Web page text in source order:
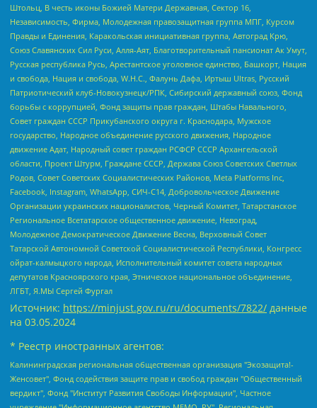
Штольц, В честь иконы Божией Матери Державная, Сектор 16,
Независимость, Фирма, Молодежная правозащитная группа МПГ, Курсом
Правды и Единения, Каракольская инициативная группа, Автоград Крю,
Союз Славянских Сил Руси, Алля-Аят, Благотворительный пансионат Ак Умут,
Русская республика Русь, Арестантское уголовное единство, Башкорт, Нация
и свобода, Нация и свобода, W.H.С., Фалунь Дафа, Иртыш Ultras, Русский
Патриотический клуб-Новокузнецк/РПК, Сибирский державный союз, Фонд
борьбы с коррупцией, Фонд защиты прав граждан, Штабы Навального,
Совет граждан СССР Прикубанского округа г. Краснодара, Мужское
государство, Народное объединение русского движения, Народное
движение Адат, Народный совет граждан РСФСР СССР Архангельской
области, Проект Штурм, Граждане СССР, Держава Союз Советских Светлых
Родов, Совет Советских Социалистических Районов, Meta Platforms Inc,
Facebook, Instagram, WhatsApp, СИЧ-С14, Добровольческое Движение
Организации украинских националистов, Черный Комитет, Татарстанское
Региональное Всетатарское общественное движение, Невоград,
Молодежное Демократическое Движение Весна, Верховный Совет
Татарской Автономной Советской Социалистической Республики, Конгресс
ойрат-калмыцкого народа, Исполнительный комитет совета народных
депутатов Красноярского края, Этническое национальное объединение,
ЛГБТ, Я.МЫ Сергей Фургал
Источник: https://minjust.gov.ru/ru/documents/7822/ данные
на 03.05.2024
* Реестр иностранных агентов:
Калининградская региональная общественная организация "Экозащита!-Женсовет", Фонд содействия защите прав и свобод граждан "Общественный вердикт", Фонд "Институт Развития Свободы Информации", Частное учреждение "Информационное агентство МЕМО. РУ", Региональная общественная организация "Общественная комиссия по сохранению наследия академика Сахарова", Фонд поддержки свободы прессы, Санкт-Петербургская общественная правозащитная организация "Гражданский контроль", Межрегиональная общественная организация "Информационно-просветительский центр "Мемориал", Региональный Фонд "Центр Защиты Прав Средств Массовой Информации", с 05.12.2023 Фонд "Центр Защиты Прав Средств массовой информации", Региональная общественная благотворительная организация помощи беженцам и мигрантам "Гражданское содействие", Негосударственное образовательное учреждение дополнительного профессионального образования (повышение квалификации) специалистов "АКАДЕМИЯ ПО ПРАВАМ ЧЕЛОВЕКА", Свердловская региональная общественная организация "Сутяжник", Автономная некоммерческая организация "Центр независимых социологических исследований", Союз общественных объединений "Российский исследовательский центр по правам человека", Региональное общественное учреждение научно-информационный центр "МЕМОРИАЛ", Некоммерческая организация "Фонд защиты гласности", Автономная некоммерческая организация "Институт прав человека", Городская общественная организация "Екатеринбургское общество "МЕМОРИАЛ", Городская общественная организация "Рязанское историко-просветительское и правозащитное общество "Мемориал" (Рязанский Мемориал), Челябинский региональный орган общественной самодеятельности – женское общественное объединение "Женщины Евразии", Челябинский региональный орган общественной самодеятельности "Уральская правозащитная группа", Фонд содействия защите здоровья и социальной справедливости имени Андрея Рылькова, Автономная Некоммерческая Организация "Аналитический Центр Юрия Левады", Автономная некоммерческая организация социальной поддержки населения "Проект Апрель", Региональная общественная организация помощи женщинам и детям, находящимся в кризисной ситуации "Информационно-методический центр "Анна", Фонд содействия развитию массовых коммуникаций и правовому просвещению "Так-так-Так", Фонд содействия устойчивому развитию "Серебряная тайга", Свердловский региональный общественный фонд социальных проектов "Новое время", "Idel.Реалии", Кавказ.Реалии, Крым.Реалии, Телеканал Настоящее Время, Татаро-башкирская служба Радио Свобода (Azatliq Radiosi), Радио Свободная Европа/Радио Свобода (PCE/PC), "Сибирь.Реалии", "Фактограф", Благотворительный фонд помощи осужденным и их семьям, Автономная некоммерческая организация "Институт глобализации и социальных движений", Фонд "В защиту прав заключенных", Частное учреждение "Центр поддержки и содействия развитию средств массовой информации", Пензенский региональный общественный благотворительный фонд "Гражданский союз", "Север.Реалии", Некоммерческая организация Фонд "Правовая инициатива", Общество с ограниченной ответственностью "Радио Свободная Европа/Радио Свобода", Чешское информационное агентство "MEDIUM-ORIENT", Красноярская региональная общественная организация "Мы против СПИДа", Камалягин Денис Николаевич, Маркелов Сергей Евгеньевич, Пономарев Лев Александрович, Савицкая Людмила Алексеевна, Автономная некоммерческая организация "Центр по работе с проблемой насилия "НАСИЛИЮ.НЕТ", Межрегиональный профессиональный союз работников здравоохранения "Альянс врачей", Юридическое лицо, зарегистрированное в Латвийской Республике, SIA "Medusa Project" (регистрационный номер 40103797863, дата регистрации 10.06.2014), Некоммерческая организация "Фонд по борьбе с коррупцией", Автономная некоммерческая организация "Институт права и публичной политики", Баданин Роман Сергеевич, Гликин Максим Александрович, Железнова Мария Михайловна, Лукьянова Юлия Сергеевна, Маетная Елизавета Витальевна, Маняхин Петр Борисович, Чуракова Ольга Владимировна, Ярош Юлия Петровна, Юридическое лицо "The Insider SIA", зарегистрированное в Риге, Латвийская Республика (дата регистрации 26.06.2015), являющееся администратором доменного имени интернет-издания "The Insider SIA", https://theins.ru, Постернак Алексей Евгеньевич, Рубин Михаил Аркадьевич, Анин Роман Александрович, Юридическое лицо Istories fonds, зарегистрированное в Латвийской Республике (регистрационный номер 50008295751, дата регистрации 24.02.2020), Великовский Дмитрий Александрович, Долинина Ирина Николаевна, Мароховская Алеся Алексеевна, Шлейнов Роман Юрьевич, Шмагун Олеся Валентиновна, Общество с ограниченной ответственностью "Альтаир 2021", Общество с ограниченной ответственностью "Вега 2021", Общество с ограниченной ответственностью "Главный редактор 2021", Общество с ограниченной ответственностью "Ромашки монолит", Важенков Артем Валерьевич, Ивановская областная общественная организация "Центр гендерных исследований", Гурман Юрий Альбертович, Медиапроект "ОВД-Инфо", Егоров Владимир Владимирович, Жилинский Владимир Александрович, Общество с ограниченной ответственностью "ЗП", Иванова София Юрьевна, Карезина Инна Павловна, Кильтау Екатерина Викторовна, Петров Алексей Викторович, Пискунов Сергей Евгеньевич, Смирнов Сергей Сергеевич, Тихонов Михаил Сергеевич, Общество с ограниченной ответственностью "ЖУРНАЛИСТ-ИНОСТРАННЫЙ АГЕНТ", Арапова Галина Юрьевна, Вольтская Татьяна Анатольевна, Американская компания "Mason G.E.S. Anonymous Foundation" (США), являющаяся владельцем интернет-издания https://mnews.world/, Компания "Stichting Bellingcat", зарегистрированная в Нидерландах (дата регистрации 11.07.2018), Захаров Андрей Вячеславович, Клепиковская Екатерина Дмитриевна, Общество с ограниченной ответственностью "МЕМО", Перл Роман Александрович, Симонов Евгений Алексеевич, Соловьева Елена Анатольевна, Сотников Даниил Владимирович, Сурначева Елизавета Дмитриевна, Автономная некоммерческая организация по защите прав человека и информированию населения "Якутия – Наше Мнение", Общество с ограниченной ответственностью "Москоу диджитал медиа", с 26.01.2023 Общество с ограниченной ответственностью "Чайка Белые сады", Ветошкина Валерия Валерьевна, Заговора Максим Александрович, Межрегиональное общественное движение "Российская ЛГБТ - сеть", Оленичев Максим Владимирович, Павлов Иван Юрьевич, Скворцова Елена Сергеевна, Общество с ограниченной ответственностью "Как бы инагент", Кочетков Игорь Викторович, Общество с ограниченной ответственностью "Честные выборы", Еланчик Олег Александрович, Общество с ограниченной ответственностью "Нобелевский призыв", Гималова Регина Эмилевна, Григорьев Андрей Валерьевич, Григорьева Алина Александровна, Ассоциация по содействию защите прав призывников, альтернативнослужащих и военнослужащих "Правозащитная группа "Гражданин.Армия.Право", Хисамова Регина Фаритовна, Автономная некоммерческая организация по реализации социально-правовых программ "Лилит", Дальневосточное общественное движение "Маяк", Санкт-Петербургская ЛГБТ-инициативная группа "Выход", Инициативная группа ЛГБТ+ "Реверс", Алексеев Андрей Викторович, Бекбулатова Таисия Львовна, Беляев Иван Михайлович, Владыкина Елена Сергеевна, Гельман Марат Александрович, Никульшина Вероника Юрьевна, Толоконникова Надежда Андреевна, Шендерович Виктор Анатольевич, Общество с ограниченной ответственностью "Данное сообщение", Общество с ограниченной ответственностью Издательский дом "Новая глава", Айнбиндер Александра Александровна, Московский комьюнити-центр для ЛГБТ+инициатив, Благотворительный фонд развития филантропии, Deutsche Welle (Германия, Kurt-Schumacher-Strasse 3, 53113 Bonn), Борзунова Мария Михайловна, Воробьев Виктор Викторович, Голубева Анна Львовна, Константинова Алла Михайловна, Малкова Ирина Владимировна, Мурадов Мурад Абдулгалимович, Осетинская Елизавета Николаевна, Понасенков Евгений Николаевич, Ганапольский Матвей Юрьевич, Киселев Евгений Алексеевич, Борухович Ирина Григорьевна, Дремин Иван Тимофеевич, Дубровский Дмитрий Викторович, Красноярская региональная общественная организация поддержки и развития альтернативных образовательных технологий и межкультурных коммуникаций "ИНТЕРРА", Маяковская Екатерина Алексеевна, Фейгин Марк Захарович, Филимонов Андрей Викторович, Дзугкоева Регина Николаевна, Доброхотов Роман Александрович, Дудь Юрий Александрович, Елкин Сергей Владимирович, Кругликов Кирилл Игоревич, Сабунаева Мария Леонидовна, Семенов Алексей Владимирович, Шаинян Карен Багратович, Шульман Екатерина Михайловна, Асафьев Артур Валерьевич, Вахштайн Виктор Семенович, Венедиктов Алексей Алексеевич, Лушникова Екатерина Евгеньевна, Волков Леонид Михайлович, Невзоров Александр Глебович, Пархоменко Сергей Борисович, Сироткин Ярослав Николаевич, Кара-Мурза Владимир Владимирович, Баранова Наталья Владимировна, Гозман Леонид Яковлевич, Кагарлицкий Борис Юльевич, Климарев Михаил Валерьевич, Милов Владимир Станиславович, Автономная некоммерческая организация Краснодарский центр современного искусства "Типография", Моргенштерн Алишер Тагирович, Соболь Любовь Эдуардовна, Общество с ограниченной ответственностью "ЛИЗА НОРМ", Каспаров Гарри Кимович, Ходорковский Михаил Борисович, Общество с ограниченной ответственностью "Апрельские тезисы", Данилович Ирина Брониславовна, Кашин Олег Владимирович, Петров Николай Владимирович, Пивоваров Алексей Владимирович, Соколов Михаил Владимирович, Цветкова Юлия Владимировна, Чичваркин Евгений Александрович, Комитет против пыток/Команда против пыток, Общество с ограниченной ответственностью "Первый научный", Общество с ограниченной ответственностью "Вертолет и ко", Белоцерковская Вероника Борисовна, Кац Максим Евгеньевич, Лазарева Татьяна Юрьевна, Шаведдинов Руслан Табризович, Яшин Илья Валерьевич, Общество с ограниченной ответственностью "Иноагент ААВ", Алешковский Дмитрий Петрович, Альбац Евгения Марковна, Быков Дмитрий Львович, Галямина Юлия Евгеньевна, Лойко Сергей Леонидович, Мартынов Кирилл Константинович, Медведев Сергей Александрович, Крашенинников Федор Геннадиевич, Гордеева Катерина Вл